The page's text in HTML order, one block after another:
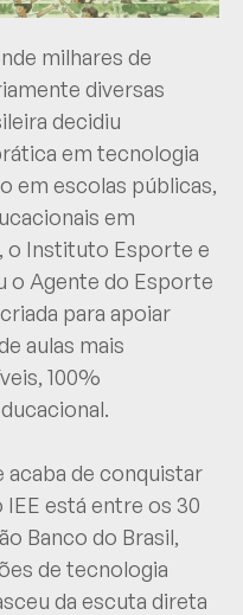
milhares de
diversas
decidiu
em tecnologia
em escolas públicas,
em
o Instituto Esporte e
o Agente do Esporte
para apoiar
aulas mais
100%
de conquistar
está entre os 30
Banco do Brasil,
de tecnologia
da escuta direta